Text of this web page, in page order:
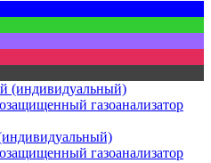
газоанализатор